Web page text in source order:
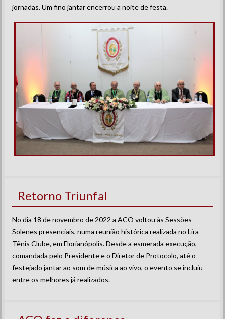
jornadas. Um fino jantar encerrou a noite de festa.
Retorno Triunfal
No dia 18 de novembro de 2022 a ACO voltou às Sessões
Solenes presenciais, numa reunião histórica realizada no Lira
Tênis Clube, em Florianópolis. Desde a esmerada execução,
comandada pelo Presidente e o Diretor de Protocolo, até o
festejado jantar ao som de música ao vivo, o evento se incluiu
entre os melhores já realizados.